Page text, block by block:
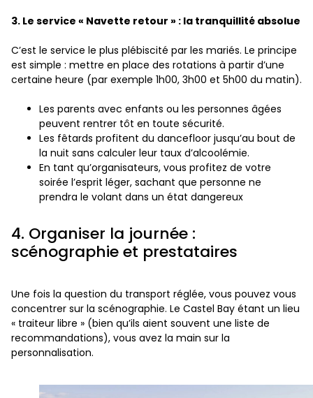
3. Le service « Navette retour » : la tranquillité absolue
C’est le service le plus plébiscité par les mariés. Le principe
est simple : mettre en place des rotations à partir d’une
certaine heure (par exemple 1h00, 3h00 et 5h00 du matin).
Les parents avec enfants ou les personnes âgées
peuvent rentrer tôt en toute sécurité.
Les fêtards profitent du dancefloor jusqu’au bout de
la nuit sans calculer leur taux d’alcoolémie.
En tant qu’organisateurs, vous profitez de votre
soirée l’esprit léger, sachant que personne ne
prendra le volant dans un état dangereux
4. Organiser la journée :
scénographie et prestataires
Une fois la question du transport réglée, vous pouvez vous
concentrer sur la scénographie. Le Castel Bay étant un lieu
« traiteur libre » (bien qu’ils aient souvent une liste de
recommandations), vous avez la main sur la
personnalisation.